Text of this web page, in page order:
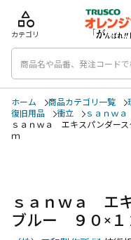
category
カテゴリ
ホーム 商品カテゴリ一覧
復旧用品
衝立
ｓａｎｗ
ｓａｎｗａ エキスパンダー
ｍ
ｓａｎｗａ エ
ブルー ９０×１